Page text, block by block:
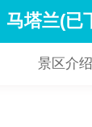
马塔兰(已
景区介绍